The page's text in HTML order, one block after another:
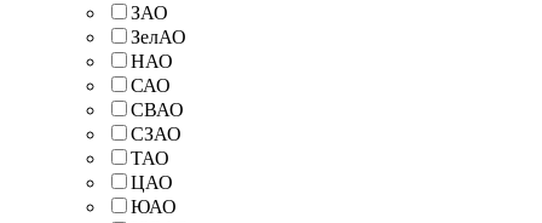
ЗАО
ЗелАО
НАО
САО
СВАО
СЗАО
ТАО
ЦАО
ЮАО